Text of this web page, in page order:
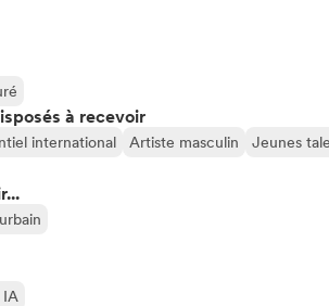
à recevoir
international Artiste masculin Jeunes
IA